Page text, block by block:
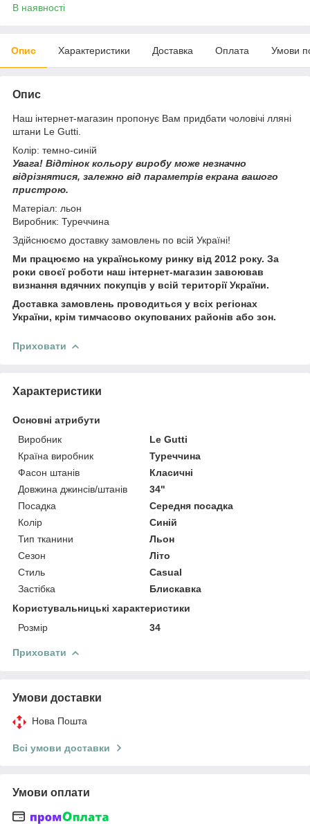
В наявності
Опис Характеристики Доставка Оплата Умови
Опис
Наш інтернет-магазин пропонує Вам придбати чоловічі лляні
штани Le Gutti.
Колір: темно-синій
Увага! Відтінок кольору виробу може незначно
відрізнятися, залежно від параметрів екрана вашого
пристрою.
Матеріал: льон
Виробник: Туреччина
Здійснюємо доставку замовлень по всій Україні!
Ми працюємо на українському ринку від 2012 року. За
роки своєї роботи наш інтернет-магазин завоював
визнання вдячних покупців у всій території України.
Доставка замовлень проводиться у всіх регіонах
України, крім тимчасово окупованих районів або зон.
Приховати
Характеристики
Основні атрибути
Виробник
Le Gutti
Країна виробник
Туреччина
Фасон штанів
Класичні
Довжина джинсів/штанів
34"
Посадка
Середня посадка
Колір
Синій
Тип тканини
Льон
Сезон
Літо
Стиль
Casual
Застібка
Блискавка
Користувальницькі характеристики
Розмір
34
Приховати
Умови доставки
Нова Пошта
Всі умови доставки
Умови оплати